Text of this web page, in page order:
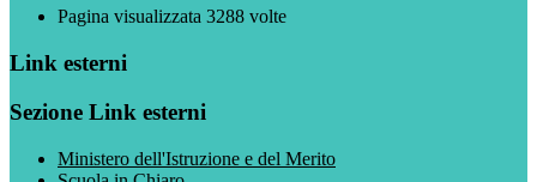
Pagina visualizzata 3288 volte
Link esterni
Sezione Link esterni
Ministero dell'Istruzione e del Merito